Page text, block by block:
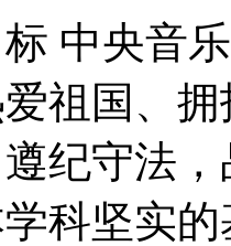
中央音
祖国、
纪守法
科坚实的